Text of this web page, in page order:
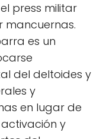
press militar
mancuernas.
es un
del deltoides y
y
en lugar de
y